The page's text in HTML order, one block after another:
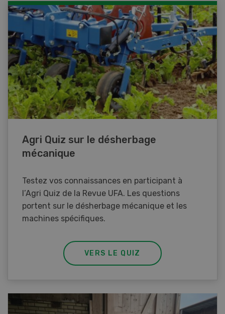
Agri Quiz sur le désherbage
mécanique
Testez vos connaissances en participant à
l’Agri Quiz de la Revue UFA. Les questions
portent sur le désherbage mécanique et les
machines spécifiques.
VERS LE QUIZ